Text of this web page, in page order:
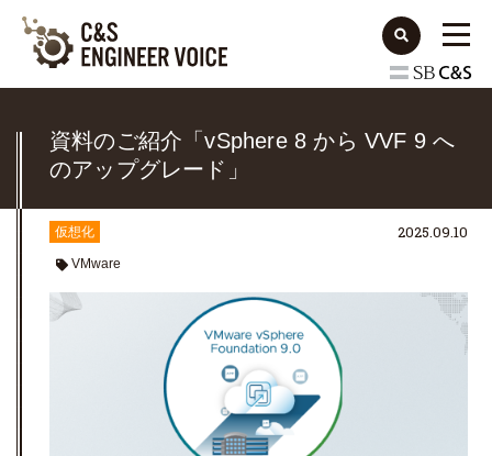
資料のご紹介「vSphere 8 から VVF 9 へ
のアップグレード」
仮想化
VMware
2025.09.10